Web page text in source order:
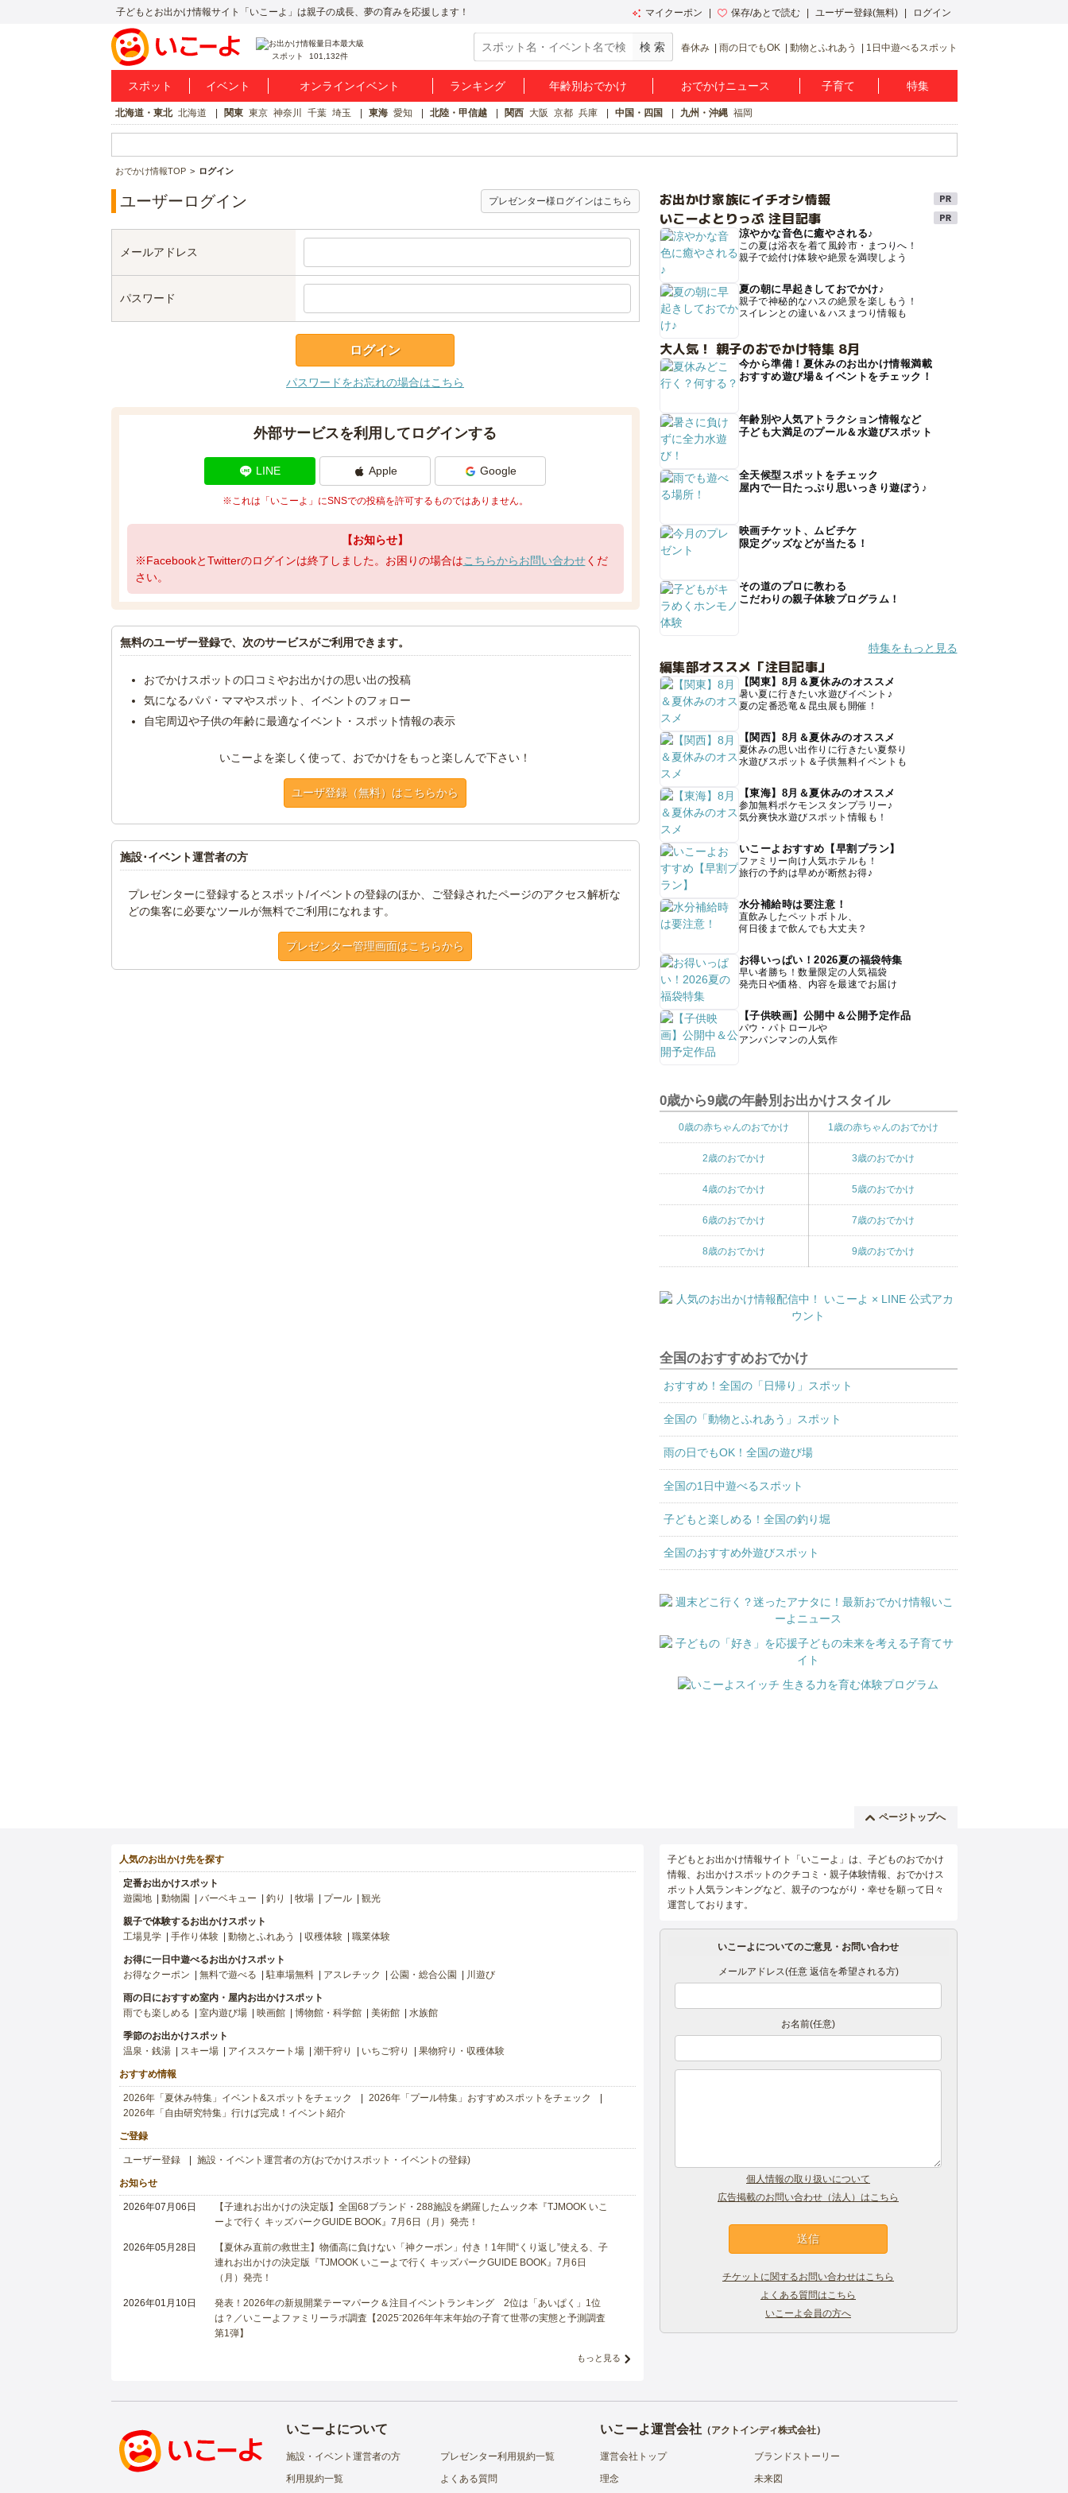
子どもとお出かけ情報サイト「いこーよ」は親子の成長、夢の育みを応援します！ マイクーポン 保存/あとで読む ユーザー登録(無料) ログイン
スポット 101,132件
春休み 雨の日でもOK 動物とふれあう 1日中遊べるスポット
スポット イベント オンラインイベント ランキング 年齢別おでかけ おでかけニュース 子育て 特集
北海道・東北 北海道 関東 東京 神奈川 千葉 埼玉 東海 愛知 北陸・甲信越 関西 大阪 京都 兵庫 中国・四国 九州・沖縄 福岡
おでかけ情報TOP ログイン
ユーザーログイン プレゼンター様ログインはこちら
メールアドレス
パスワード
パスワードをお忘れの場合はこちら
外部サービスを利用してログインする
LINE Apple Google
※これは「いこーよ」にSNSでの投稿を許可するものではありません。
【お知らせ】
※FacebookとTwitterのログインは終了しました。お困りの場合はこちらからお問い合わせくだ
さい。
無料のユーザー登録で、次のサービスがご利用できます。
おでかけスポットの口コミやお出かけの思い出の投稿
気になるパパ・ママやスポット、イベントのフォロー
自宅周辺や子供の年齢に最適なイベント・スポット情報の表示
いこーよを楽しく使って、おでかけをもっと楽しんで下さい！
ユーザ登録（無料）はこちらから
施設･イベント運営者の方
プレゼンターに登録するとスポット/イベントの登録のほか、ご登録されたページのアクセス解析な
どの集客に必要なツールが無料でご利用になれます。
プレゼンター管理画面はこちらから
お出かけ家族にイチオシ情報
いこーよとりっぷ 注目記事
涼やかな音色に癒やされる♪
この夏は浴衣を着て風鈴市・まつりへ！
親子で絵付け体験や絶景を満喫しよう
夏の朝に早起きしておでかけ♪
親子で神秘的なハスの絶景を楽しもう！
スイレンとの違い＆ハスまつり情報も
大人気！ 親子のおでかけ特集 8月
今から準備！夏休みのお出かけ情報満載
おすすめ遊び場＆イベントをチェック！
年齢別や人気アトラクション情報など
子ども大満足のプール＆水遊びスポット
全天候型スポットをチェック
屋内で一日たっぷり思いっきり遊ぼう♪
映画チケット、ムビチケ
限定グッズなどが当たる！
その道のプロに教わる
こだわりの親子体験プログラム！
特集をもっと見る
編集部オススメ「注目記事」
【関東】8月＆夏休みのオススメ
暑い夏に行きたい水遊びイベント♪
夏の定番恐竜＆昆虫展も開催！
【関西】8月＆夏休みのオススメ
夏休みの思い出作りに行きたい夏祭り
水遊びスポット＆子供無料イベントも
【東海】8月＆夏休みのオススメ
参加無料ポケモンスタンプラリー♪
気分爽快水遊びスポット情報も！
いこーよおすすめ【早割プラン】
ファミリー向け人気ホテルも！
旅行の予約は早めが断然お得♪
水分補給時は要注意！
直飲みしたペットボトル、
何日後まで飲んでも大丈夫？
お得いっぱい！2026夏の福袋特集
早い者勝ち！数量限定の人気福袋
発売日や価格、内容を最速でお届け
【子供映画】公開中＆公開予定作品
パウ・パトロールや
アンパンマンの人気作
0歳から9歳の年齢別お出かけスタイル
0歳の赤ちゃんのおでかけ 1歳の赤ちゃんのおでかけ
2歳のおでかけ 3歳のおでかけ
4歳のおでかけ 5歳のおでかけ
6歳のおでかけ 7歳のおでかけ
8歳のおでかけ 9歳のおでかけ
全国のおすすめおでかけ
おすすめ！全国の「日帰り」スポット
全国の「動物とふれあう」スポット
雨の日でもOK！全国の遊び場
全国の1日中遊べるスポット
子どもと楽しめる！全国の釣り堀
全国のおすすめ外遊びスポット
ページトップへ
人気のお出かけ先を探す
定番お出かけスポット
遊園地
動物園 バーベキュー 釣り 牧場 プール 観光
親子で体験するお出かけスポット
工場見学
手作り体験 動物とふれあう 収穫体験 職業体験
お得に一日中遊べるお出かけスポット
お得なクーポン
無料で遊べる 駐車場無料 アスレチック 公園・総合公園 川遊び
雨の日におすすめ室内・屋内お出かけスポット
雨でも楽しめる
室内遊び場 映画館 博物館・科学館 美術館 水族館
季節のお出かけスポット
温泉・銭湯
スキー場 アイススケート場 潮干狩り いちご狩り 果物狩り・収穫体験
おすすめ情報
2026年「夏休み特集」イベント&スポットをチェック
2026年「プール特集」おすすめスポットをチェック
2026年「自由研究特集」行けば完成！イベント紹介
ご登録
ユーザー登録 施設・イベント運営者の方(おでかけスポット・イベントの登録)
お知らせ
2026年07月06日
【子連れお出かけの決定版】全国68ブランド・288施設を網羅したムック本『TJMOOK いこ
ーよで行く キッズパークGUIDE BOOK』7月6日（月）発売！
2026年05月28日
【夏休み直前の救世主】物価高に負けない「神クーポン」付き！1年間“くり返し”使える、子
連れお出かけの決定版『TJMOOK いこーよで行く キッズパークGUIDE BOOK』7月6日
（月）発売！
2026年01月10日
発表！2026年の新規開業テーマパーク＆注目イベントランキング 2位は「あいぱく」1位
は？／いこーよファミリーラボ調査【2025⁻2026年年末年始の子育て世帯の実態と予測調査
第1弾】
もっと見る
子どもとお出かけ情報サイト「いこーよ」は、子どものおでかけ
情報、お出かけスポットのクチコミ・親子体験情報、おでかけス
ポット人気ランキングなど、親子のつながり・幸せを願って日々
運営しております。
いこーよについてのご意見・お問い合わせ
メールアドレス(任意 返信を希望される方)
お名前(任意)
個人情報の取り扱いについて
広告掲載のお問い合わせ（法人）はこちら
チケットに関するお問い合わせはこちら
よくある質問はこちら
いこーよ会員の方へ
いこーよについて
施設・イベント運営者の方
プレゼンター利用規約一覧
利用規約一覧
よくある質問
いこーよ運営会社（アクトインディ株式会社）
運営会社トップ
ブランドストーリー
理念
未来図